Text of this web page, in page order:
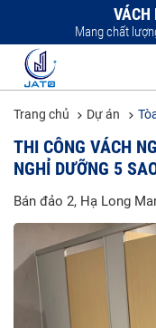
VÁCH
Mang chất
Trang chủ Dự án
THI CÔNG VÁCH
NGHỈ DƯỠNG 5
Bán đảo 2, Hạ Long